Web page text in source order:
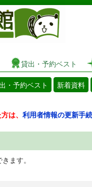
図書館
貸出・予約ベスト
・予約ベスト 新着資料
は、 利用者情報の更新手
ます。